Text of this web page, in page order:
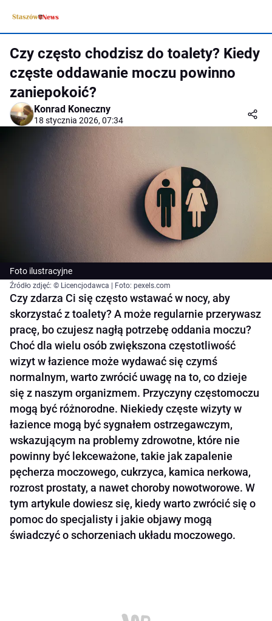
Czy często chodzisz do toalety? Kiedy
częste oddawanie moczu powinno
zaniepokoić?
Konrad Koneczny
18 stycznia 2026, 07:34
Foto ilustracyjne
Źródło zdjęć: © Licencjodawca | Foto: pexels.com
Czy zdarza Ci się często wstawać w nocy, aby
skorzystać z toalety? A może regularnie przerywasz
pracę, bo czujesz nagłą potrzebę oddania moczu?
Choć dla wielu osób zwiększona częstotliwość
wizyt w łazience może wydawać się czymś
normalnym, warto zwrócić uwagę na to, co dzieje
się z naszym organizmem. Przyczyny częstomoczu
mogą być różnorodne. Niekiedy częste wizyty w
łazience mogą być sygnałem ostrzegawczym,
wskazującym na problemy zdrowotne, które nie
powinny być lekceważone, takie jak zapalenie
pęcherza moczowego, cukrzyca, kamica nerkowa,
rozrost prostaty, a nawet choroby nowotworowe. W
tym artykule dowiesz się, kiedy warto zwrócić się o
pomoc do specjalisty i jakie objawy mogą
świadczyć o schorzeniach układu moczowego.